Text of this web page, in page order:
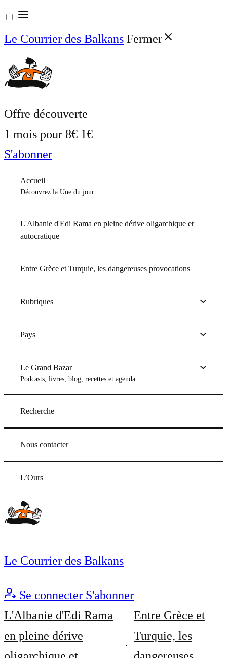
Aller
au
contenu
Le Courrier des Balkans Fermer
Offre découverte
1 mois pour 8€ 1€
S'abonner
Accueil
Découvrez la Une du jour
L'Albanie d'Edi Rama en pleine dérive oligarchique et
autocratique
Entre Grèce et Turquie, les dangereuses provocations
Rubriques
Pays
Le Grand Bazar
Podcasts, livres, blog, recettes et agenda
Recherche
Nous contacter
L’Ours
Le Courrier des Balkans
Se connecter S'abonner
L'Albanie d'Edi Rama
en pleine dérive
Entre Grèce et
Turquie, les